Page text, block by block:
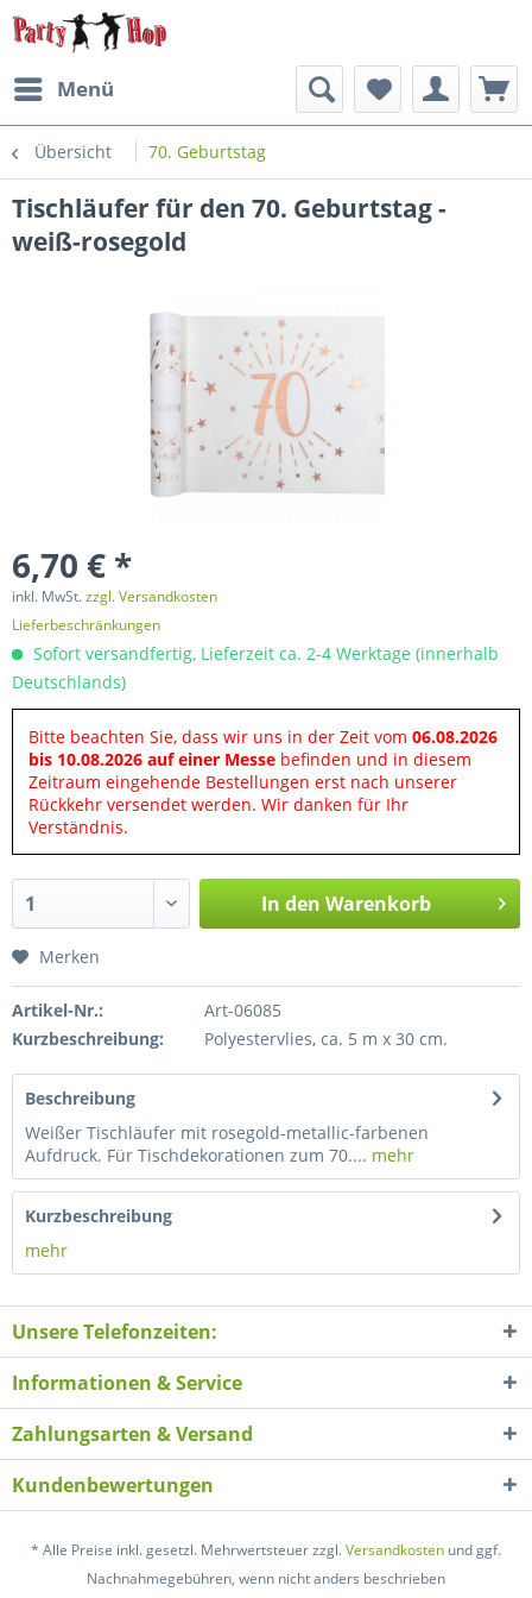
Menü
Übersicht 70. Geburtstag
Tischläufer für den 70. Geburtstag -
weiß-rosegold
6,70 € *
inkl. MwSt.zzgl. Versandkosten
Lieferbeschränkungen
Sofort versandfertig, Lieferzeit ca. 2-4 Werktage (innerhalb
Deutschlands)
Bitte beachten Sie, dass wir uns in der Zeit vom 06.08.2026
bis 10.08.2026 auf einer Messe befinden und in diesem
Zeitraum eingehende Bestellungen erst nach unserer
Rückkehr versendet werden. Wir danken für Ihr
Verständnis.
In den Warenkorb
Merken
Artikel-Nr.:
Art-06085
Kurzbeschreibung:
Polyestervlies, ca. 5 m x 30 cm.
Beschreibung
Weißer Tischläufer mit rosegold-metallic-farbenen
Aufdruck. Für Tischdekorationen zum 70.... mehr
Kurzbeschreibung
mehr
Unsere Telefonzeiten:
Informationen & Service
Zahlungsarten & Versand
Kundenbewertungen
* Alle Preise inkl. gesetzl. Mehrwertsteuer zzgl.Versandkosten und ggf.
Nachnahmegebühren, wenn nicht anders beschrieben